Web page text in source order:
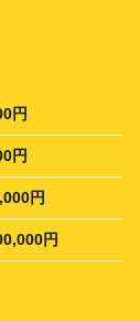
円
円
円
円